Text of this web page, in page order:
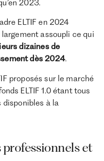
2023.
ELTIF en 2024
largement assoupli ce qui
dizaines de
dès 2024.
proposés sur le marché
ELTIF 1.0 étant tous
disponibles à la
professionnels et